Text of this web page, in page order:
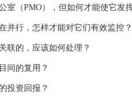
（PMO），但如何才能使它发
行，怎样才能对它们有效监控？
的，应该如何处理？
的复用？
资回报？